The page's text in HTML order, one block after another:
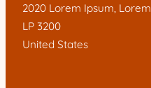
2020 Lorem Ipsum, Lorem
LP 3200
United States